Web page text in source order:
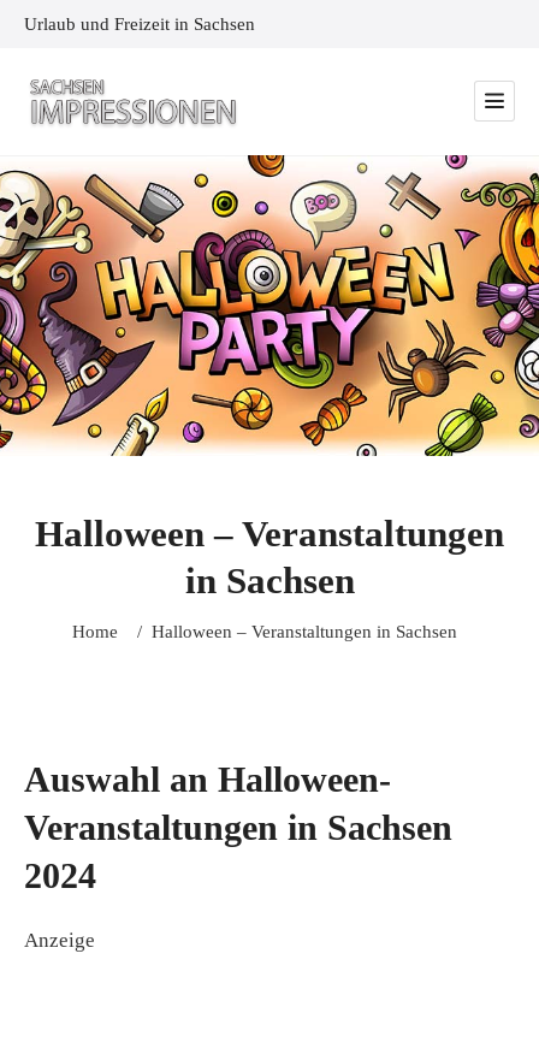
Urlaub und Freizeit in Sachsen
Halloween – Veranstaltungen
in Sachsen
Home / Halloween – Veranstaltungen in Sachsen
Auswahl an Halloween-
Veranstaltungen in Sachsen
2024
Anzeige